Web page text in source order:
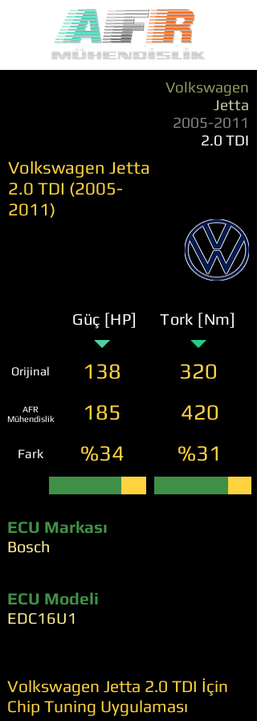
Volkswagen
Jetta
2005-2011
2.0 TDI
Volkswagen Jetta
2.0 TDI (2005-
2011)
Güç [HP] Tork [Nm]
Orijinal 138 320
AFR
Mühendislik
185 420
Fark %34 %31
ECU Markası
Bosch
ECU Modeli
EDC16U1
Volkswagen Jetta 2.0 TDI İçin
Chip Tuning Uygulaması